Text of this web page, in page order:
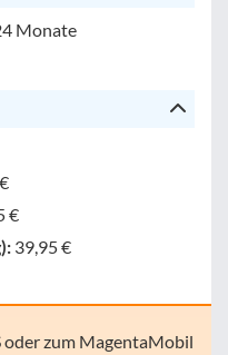
Monate
€
39,95 €
oder zum MagentaMobil